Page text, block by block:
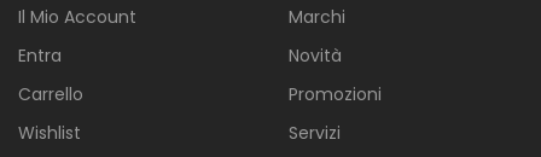
Il Mio Account
Entra
Carrello
Wishlist
Marchi
Novità
Promozioni
Servizi